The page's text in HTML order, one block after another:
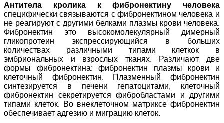
Антитела кролика к фибронектину человека
специфически связываются с фибронектином человека и
не реагируют с другими белками плазмы крови человека.
Фибронектин это высокомолекулярный димерный
гликопротеин экспрессирующийся в больших
количествах различными типами клеткок в
эмбриональных и взрослых тканях. Различают две
формы фибронектина: фибронектин плазмы крови и
клеточный фибронектин. Плазменный фибронектин
синтезируется в печени гепатоцитами, клеточный
фибронектин секретируется фибробластами и другими
типами клеток. Во внеклеточном матриксе фибронектин
обеспечивает адгезию и миграцию клеток.